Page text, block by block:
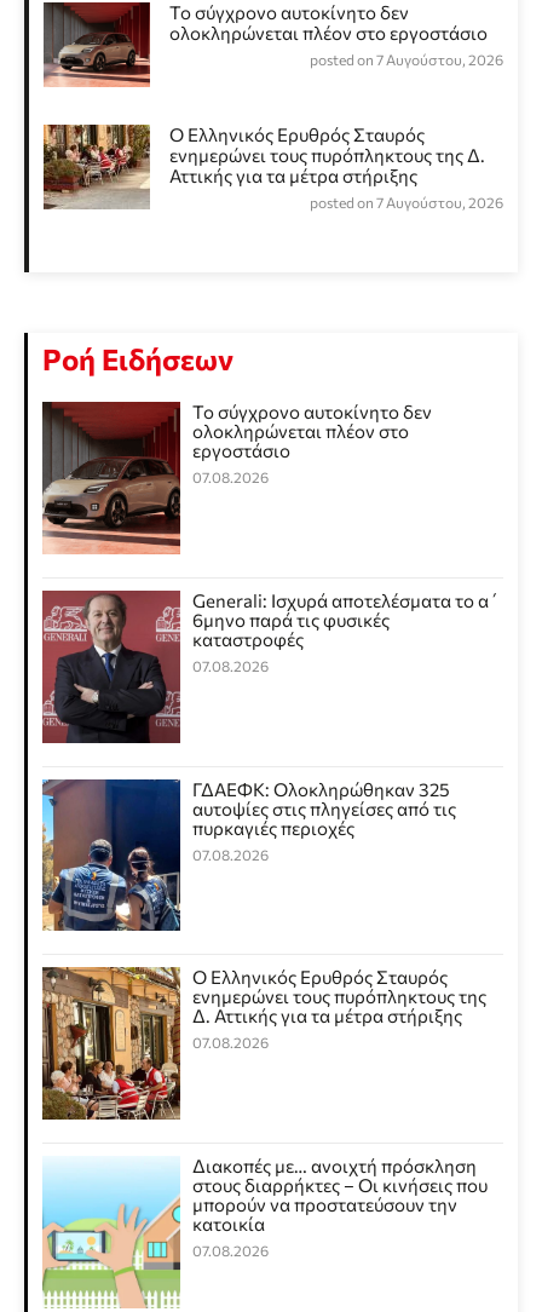
Το σύγχρονο αυτοκίνητο δεν
ολοκληρώνεται πλέον στο εργοστάσιο
posted on 7 Αυγούστου, 2026
Ο Ελληνικός Ερυθρός Σταυρός
ενημερώνει τους πυρόπληκτους της Δ.
Αττικής για τα μέτρα στήριξης
posted on 7 Αυγούστου, 2026
Ροή Ειδήσεων
Το σύγχρονο αυτοκίνητο δεν
ολοκληρώνεται πλέον στο
εργοστάσιο
07.08.2026
Generali: Ισχυρά αποτελέσματα το α΄
6μηνο παρά τις φυσικές
καταστροφές
07.08.2026
ΓΔΑΕΦΚ: Ολοκληρώθηκαν 325
αυτοψίες στις πληγείσες από τις
πυρκαγιές περιοχές
07.08.2026
Ο Ελληνικός Ερυθρός Σταυρός
ενημερώνει τους πυρόπληκτους της
Δ. Αττικής για τα μέτρα στήριξης
07.08.2026
Διακοπές με… ανοιχτή πρόσκληση
στους διαρρήκτες – Οι κινήσεις που
μπορούν να προστατεύσουν την
κατοικία
07.08.2026